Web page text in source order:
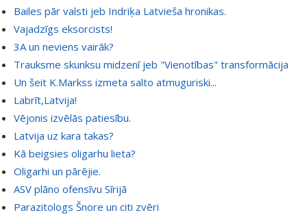
Bailes pār valsti jeb Indriķa Latvieša hronikas.
Vajadzīgs eksorcists!
3A un neviens vairāk?
Trauksme skunksu midzenī jeb "Vienotības" transformācija
Un šeit K.Markss izmeta salto atmuguriski...
Labrīt,Latvija!
Vējonis izvēlās patiesību.
Latvija uz kara takas?
Kā beigsies oligarhu lieta?
Oligarhi un pārējie.
ASV plāno ofensīvu Sīrijā
Parazitologs Šnore un citi zvēri